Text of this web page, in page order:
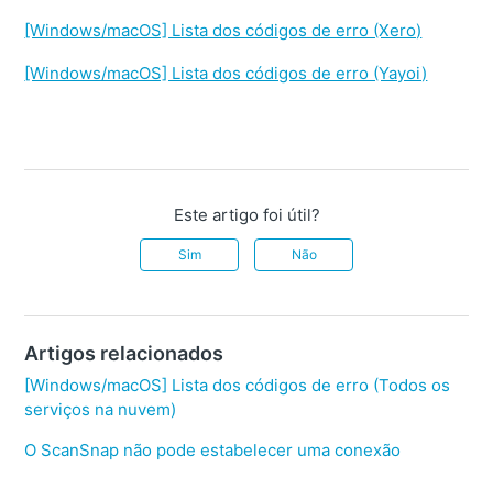
[Windows/macOS] Lista dos códigos de erro (Xero)
[Windows/macOS] Lista dos códigos de erro (Yayoi)
Este artigo foi útil?
Sim Não
Artigos relacionados
[Windows/macOS] Lista dos códigos de erro (Todos os
serviços na nuvem)
O ScanSnap não pode estabelecer uma conexão